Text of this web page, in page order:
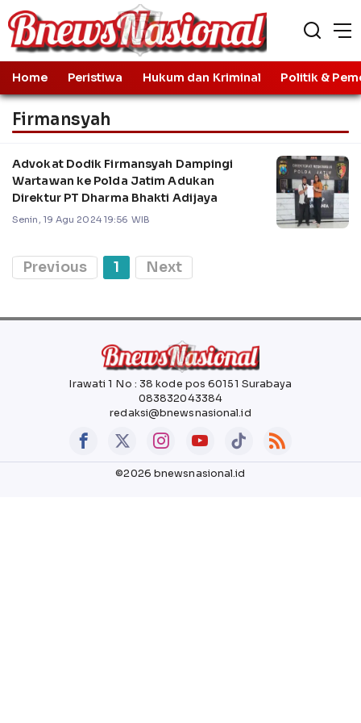
Home Peristiwa Hukum dan Kriminal Politik &
Firmansyah
Advokat Dodik Firmansyah Dampingi
Wartawan ke Polda Jatim Adukan
Direktur PT Dharma Bhakti Adijaya
Senin, 19 Agu 2024 19:56 WIB
Previous 1 Next
Irawati 1 No : 38 kode pos 60151 Surabaya
083832043384
redaksi@bnewsnasional.id
©2026 bnewsnasional.id